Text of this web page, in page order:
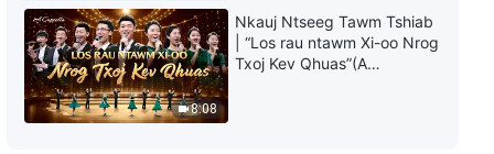
6:16
Nkauj Ntseeg｜“Kuv Pom
Vajtswv Txoj Kev Hlub nyob rau
hauv Txoj Kev Qhuab Ntuas
thiab Kev Txiav Txim”
Nkauj Ntseeg Tawm Tshiab
8:08
Nkauj Ntseeg Tawm Tshiab
| “Los rau ntawm Xi-oo Nrog
Txoj Kev Qhuas”(A